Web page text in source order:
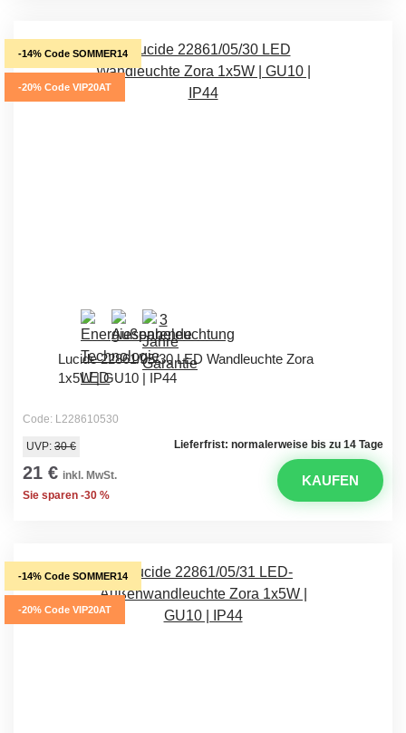
-14% Code SOMMER14
-20% Code VIP20AT
Lucide 22861/05/30 LED Wandleuchte Zora
1x5W | GU10 | IP44
Code: L228610530
Lieferfrist: normalerweise bis zu 14 Tage
UVP: 30 €
21 € inkl. MwSt.
Sie sparen -30 %
KAUFEN
-14% Code SOMMER14
-20% Code VIP20AT